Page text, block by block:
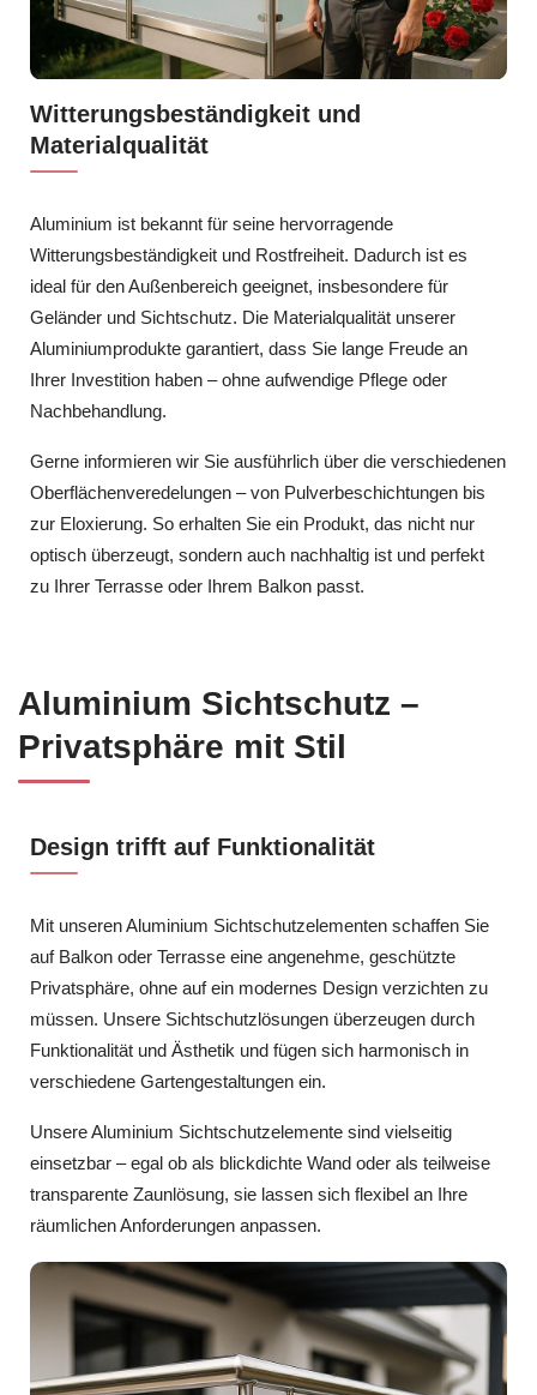
Witterungsbeständigkeit und
Materialqualität
Aluminium ist bekannt für seine hervorragende
Witterungsbeständigkeit und Rostfreiheit. Dadurch ist es
ideal für den Außenbereich geeignet, insbesondere für
Geländer und Sichtschutz. Die Materialqualität unserer
Aluminiumprodukte garantiert, dass Sie lange Freude an
Ihrer Investition haben – ohne aufwendige Pflege oder
Nachbehandlung.
Gerne informieren wir Sie ausführlich über die verschiedenen
Oberflächenveredelungen – von Pulverbeschichtungen bis
zur Eloxierung. So erhalten Sie ein Produkt, das nicht nur
optisch überzeugt, sondern auch nachhaltig ist und perfekt
zu Ihrer Terrasse oder Ihrem Balkon passt.
Aluminium Sichtschutz –
Privatsphäre mit Stil
Design trifft auf Funktionalität
Mit unseren Aluminium Sichtschutzelementen schaffen Sie
auf Balkon oder Terrasse eine angenehme, geschützte
Privatsphäre, ohne auf ein modernes Design verzichten zu
müssen. Unsere Sichtschutzlösungen überzeugen durch
Funktionalität und Ästhetik und fügen sich harmonisch in
verschiedene Gartengestaltungen ein.
Unsere Aluminium Sichtschutzelemente sind vielseitig
einsetzbar – egal ob als blickdichte Wand oder als teilweise
transparente Zaunlösung, sie lassen sich flexibel an Ihre
räumlichen Anforderungen anpassen.